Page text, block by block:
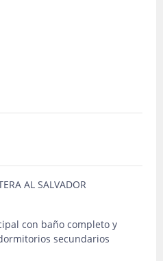
AL SALVADOR
con baño completo y
secundarios